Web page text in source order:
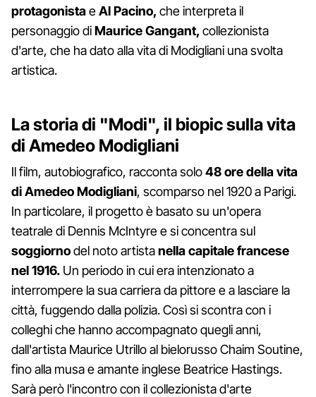
protagonistaeAl Pacino, che interpreta il
personaggio diMaurice Gangant, collezionista
d'arte, che ha dato alla vita di Modigliani una svolta
artistica.
La storia di "Modi", il biopic sulla vita
di Amedeo Modigliani
Il film, autobiografico, racconta solo48 ore della vita
di Amedeo Modigliani, scomparso nel 1920 a Parigi.
In particolare, il progetto è basato su un'opera
teatrale di Dennis McIntyre e si concentra sul
soggiornodel noto artistanella capitale francese
nel 1916. Un periodo in cui era intenzionato a
interrompere la sua carriera da pittore e a lasciare la
città, fuggendo dalla polizia. Così si scontra con i
colleghi che hanno accompagnato quegli anni,
dall'artista Maurice Utrillo al bielorusso Chaim Soutine,
fino alla musa e amante inglese Beatrice Hastings.
Sarà però l'incontro con il collezionista d'arte